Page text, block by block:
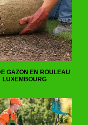
GAZON EN ROULEAU
LUXEMBOURG